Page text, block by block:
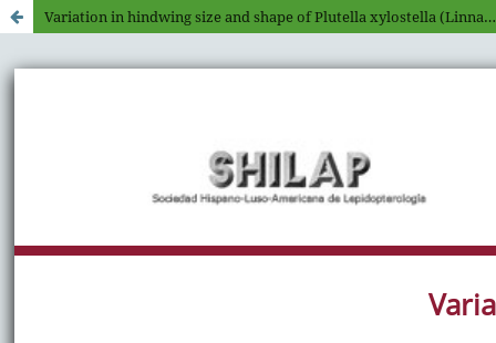
Variation in hindwing size and shape of Plutella xylostella (Linnaeus, 1758) (Lepidoptera: Plutellidae)